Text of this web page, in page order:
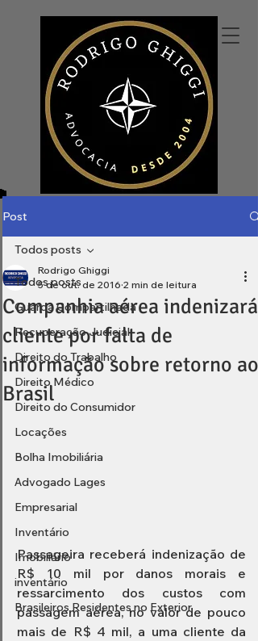
Post
Todos posts
Guarda Compartilhada
Recuperação Judicial
Direito do Trabalho
Direito Médico
Direito do Consumidor
Locações
Bolha Imobiliária
Advogado Lages
Empresarial
Inventário
Imobiliário
inventário
Brasileiros Residentes no Exterior
Todos posts
Companhia aérea indenizará
cliente por falta de
informação sobre retorno ao
Brasil
Rodrigo Ghiggi
5 de out. de 2016 2 min de leitura
Passageira receberá indenização de
R$ 10 mil por danos morais e
ressarcimento dos custos com
passagem aérea, no valor de pouco
mais de R$ 4 mil, a uma cliente da